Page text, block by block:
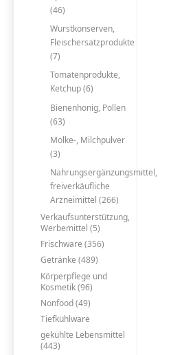
(46)
Wurstkonserven,
Fleischersatzprodukte
(7)
Tomatenprodukte,
Ketchup (6)
Bienenhonig, Pollen
(63)
Molke-, Milchpulver
(3)
Nahrungsergänzungsmittel,
freiverkäufliche
Arzneimittel (266)
Verkaufsunterstützung,
Werbemittel (5)
Frischware (356)
Getränke (489)
Körperpflege und
Kosmetik (96)
Nonfood (49)
Tiefkühlware
gekühlte Lebensmittel
(443)